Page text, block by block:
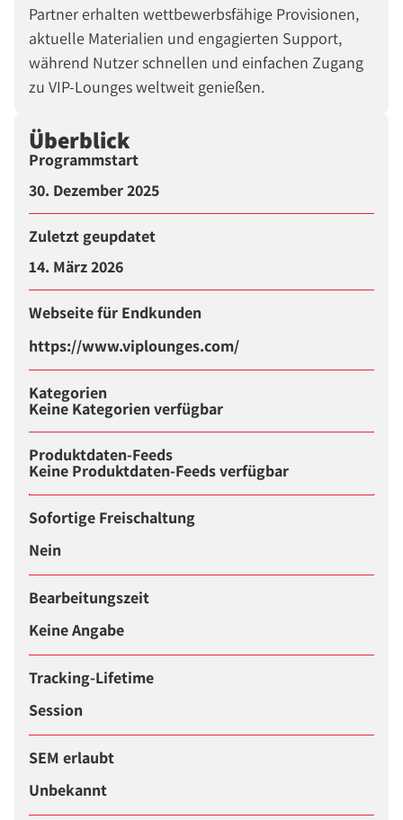
Partner erhalten wettbewerbsfähige Provisionen,
aktuelle Materialien und engagierten Support,
während Nutzer schnellen und einfachen Zugang
zu VIP-Lounges weltweit genießen.
Überblick
Programmstart
30. Dezember 2025
Zuletzt geupdatet
14. März 2026
Webseite für Endkunden
https://www.viplounges.com/
Kategorien
Keine Kategorien verfügbar
Produktdaten-Feeds
Keine Produktdaten-Feeds verfügbar
Sofortige Freischaltung
Nein
Bearbeitungszeit
Keine Angabe
Tracking-Lifetime
Session
SEM erlaubt
Unbekannt